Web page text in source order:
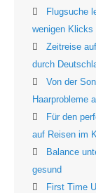
Flugsuche
wenigen Klicks
Zeitreise
durch
Von der
Haarprobleme
Für den
auf Reisen im
Balance
gesund
First Time